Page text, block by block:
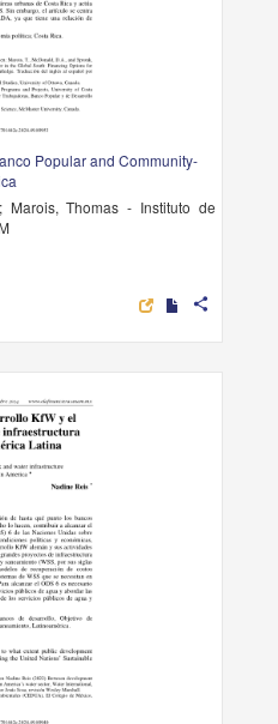
Popular and Community-
Marois, Thomas - Instituto de
share